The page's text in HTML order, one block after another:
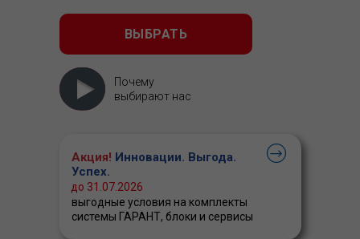
ВЫБРАТЬ
Почему
выбирают нас
Акция! Инновации. Выгода.
Успех.
выгодные условия на комплекты
системы ГАРАНТ, блоки и сервисы
до 31.07.2026